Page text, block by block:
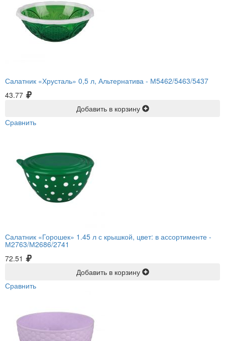
Салатник «Хрусталь» 0,5 л, Альтернатива - М5462/5463/5437
43.77
Добавить в корзину
Сравнить
Салатник «Горошек» 1.45 л с крышкой, цвет: в ассортименте -
М2763/М2686/2741
72.51
Добавить в корзину
Сравнить